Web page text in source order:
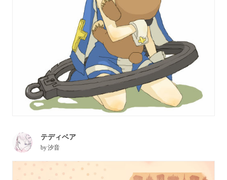
テディベア
by汐音